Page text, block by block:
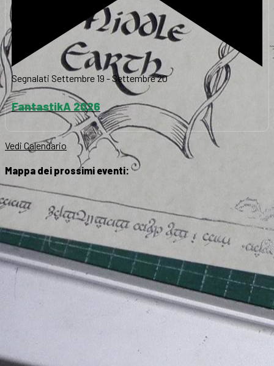
Segnalati Settembre 19 -Settembre 20
FantastikA 2026
Vedi Calendario
Mappa dei prossimi eventi: